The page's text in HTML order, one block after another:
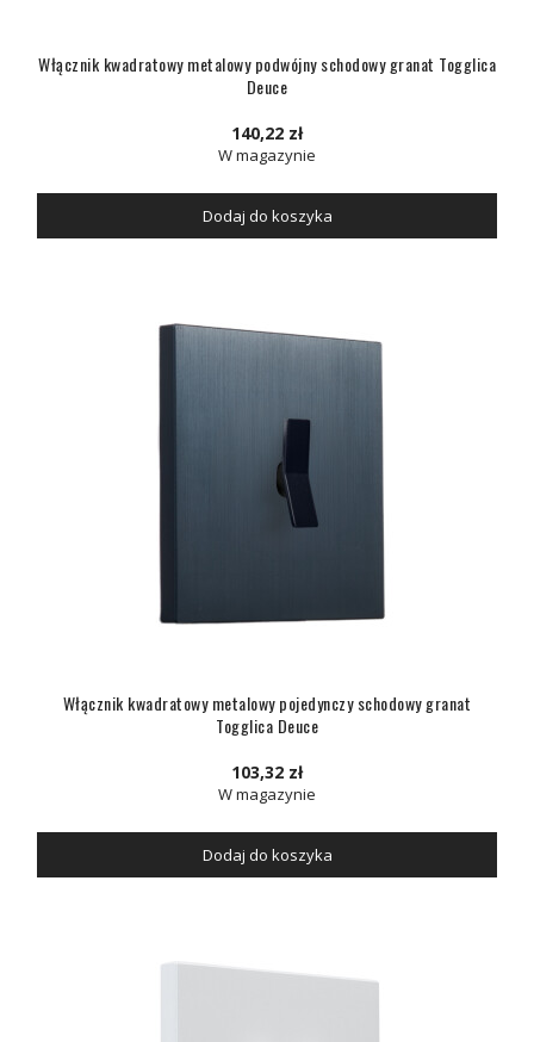
Włącznik kwadratowy metalowy podwójny schodowy granat Togglica
Deuce
140,22 zł
W magazynie
Dodaj do koszyka
Włącznik kwadratowy metalowy pojedynczy schodowy granat
Togglica Deuce
103,32 zł
W magazynie
Dodaj do koszyka